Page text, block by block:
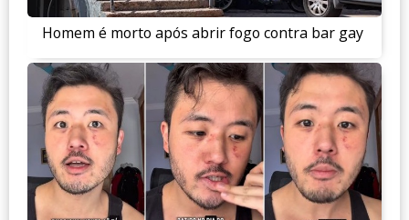
Homem é morto após abrir fogo contra bar gay